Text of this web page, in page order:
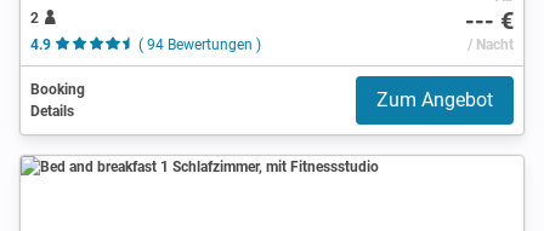
2
4.9
( 94 Bewertungen )
--- €
/ Nacht
Booking
Details
Zum Angebot